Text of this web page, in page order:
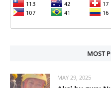
MOST
MAY 29, 2025